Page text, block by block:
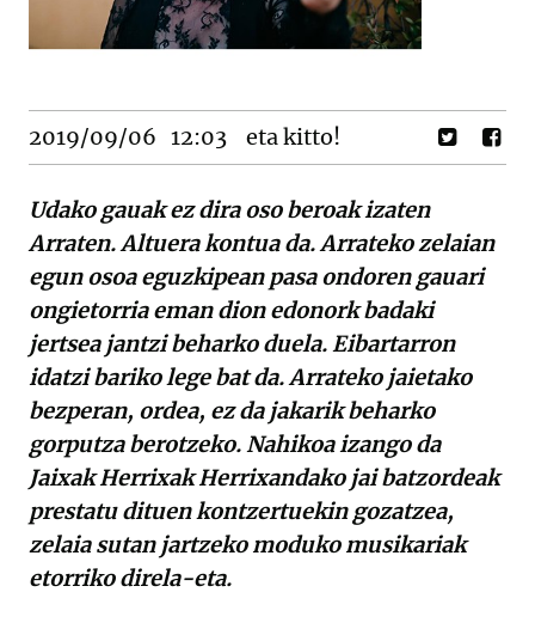
2019/09/06 12:03 eta kitto!
Udako gauak ez dira oso beroak izaten
Arraten. Altuera kontua da. Arrateko zelaian
egun osoa eguzkipean pasa ondoren gauari
ongietorria eman dion edonork badaki
jertsea jantzi beharko duela. Eibartarron
idatzi bariko lege bat da. Arrateko jaietako
bezperan, ordea, ez da jakarik beharko
gorputza berotzeko. Nahikoa izango da
Jaixak Herrixak Herrixandako jai batzordeak
prestatu dituen kontzertuekin gozatzea,
zelaia sutan jartzeko moduko musikariak
etorriko direla-eta.